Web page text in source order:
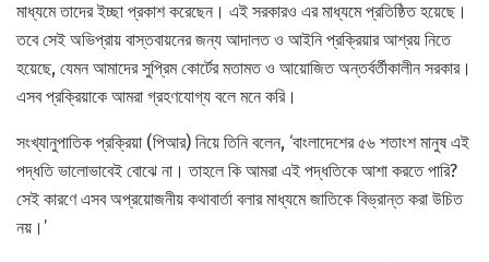
মাধ্যমে তাদের ইচ্ছা প্রকাশ করেছেন। এই সরকারও এর মাধ্যমে প্রতিষ্ঠিত হয়েছে।
তবে সেই অভিপ্রায় বাস্তবায়নের জন্য আদালত ও আইনি প্রক্রিয়ার আশ্রয় নিতে
হয়েছে, যেমন আমাদের সুপ্রিম কোর্টের মতামত ও আয়োজিত অন্তর্বর্তীকালীন সরকার।
এসব প্রক্রিয়াকে আমরা গ্রহণযোগ্য বলে মনে করি।
সংখ্যানুপাতিক প্রক্রিয়া (পিআর) নিয়ে তিনি বলেন, ‘বাংলাদেশের ৫৬ শতাংশ মানুষ এই
পদ্ধতি ভালোভাবেই বোঝে না। তাহলে কি আমরা এই পদ্ধতিকে আশা করতে পারি?
সেই কারণে এসব অপ্রয়োজনীয় কথাবার্তা বলার মাধ্যমে জাতিকে বিভ্রান্ত করা উচিত
নয়।’